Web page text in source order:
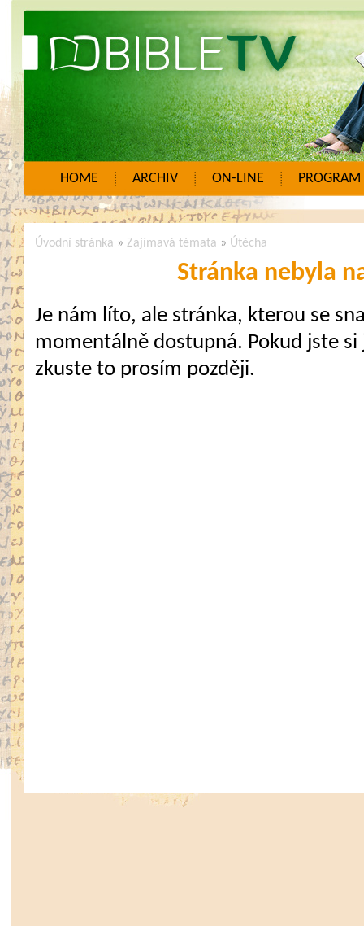
HOME ARCHIV ON-LINE PROGRAM
Úvodní stránka »Zajímavá témata » Útěcha
Stránka nebyla
Je nám líto, ale stránka, kterou se
momentálně dostupná. Pokud jste
zkuste to prosím později.